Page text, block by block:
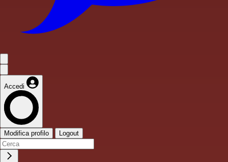
Accedi
Modifica profilo Logout